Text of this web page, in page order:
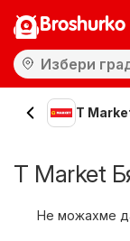
Broshurko
T
T Market
Не можахме